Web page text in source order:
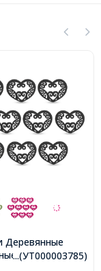
...(УТ000003785)
Деревянные
Сердце,